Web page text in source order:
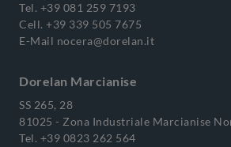
Tel. +39 081 259 7193
Cell. +39 339 505 7675
E-Mail nocera@dorelan.it
Dorelan Marcianise
SS 265, 28
81025 - Zona Industriale Marcianise
Tel. +39 0823 262 564